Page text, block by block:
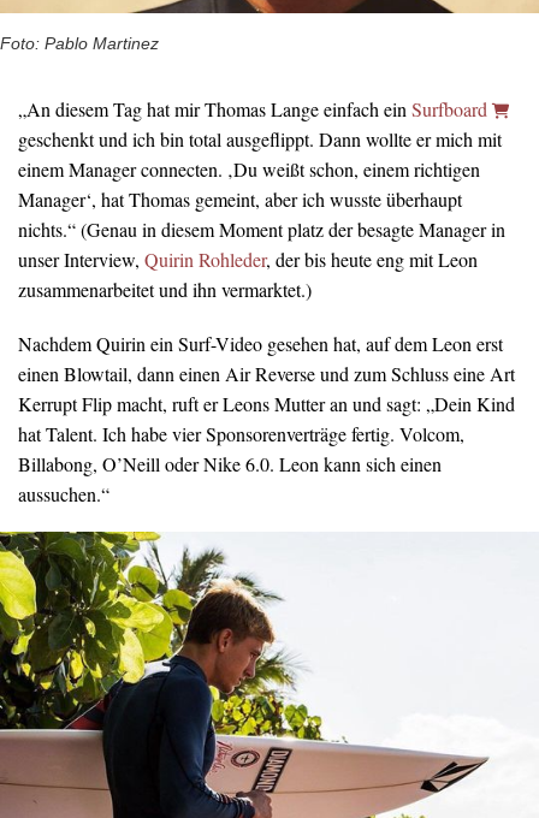
Foto: Pablo Martinez
„An diesem Tag hat mir Thomas Lange einfach einSurfboard
geschenkt und ich bin total ausgeflippt. Dann wollte er mich mit
einem Manager connecten. ‚Du weißt schon, einem richtigen
Manager‘, hat Thomas gemeint, aber ich wusste überhaupt
nichts.“ (Genau in diesem Moment platz der besagte Manager in
unser Interview, Quirin Rohleder, der bis heute eng mit Leon
zusammenarbeitet und ihn vermarktet.)
Nachdem Quirin ein Surf-Video gesehen hat, auf dem Leon erst
einen Blowtail, dann einen Air Reverse und zum Schluss eine Art
Kerrupt Flip macht, ruft er Leons Mutter an und sagt: „Dein Kind
hat Talent. Ich habe vier Sponsorenverträge fertig. Volcom,
Billabong, O’Neill oder Nike 6.0. Leon kann sich einen
aussuchen.“